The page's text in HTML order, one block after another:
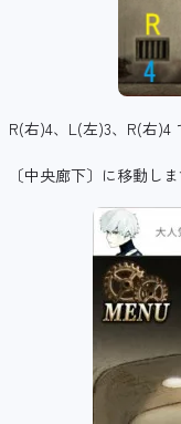
R(右)4、L(左)3、R(右)4
〔中央廊下〕に移動しま